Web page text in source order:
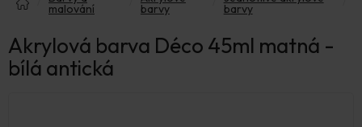
malování barvy barvy
Akrylová barva Déco 45ml matná -
bílá antická